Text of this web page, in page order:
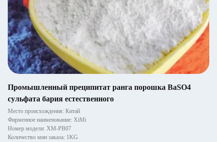
Промышленный преципитат ранга порошка BaSO4
сульфата бария естественного
Место происхождения: Китай
Фирменное наименование: XiMi
Номер модели: XM-PB07
Количество мин заказа: 1KG